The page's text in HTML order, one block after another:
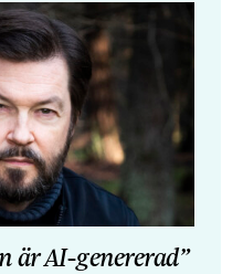
är AI-genererad”